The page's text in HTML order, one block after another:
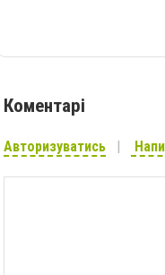
Коментарі
Авторизуватись